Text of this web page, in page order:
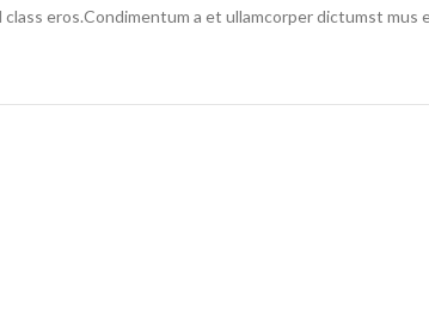
eros.Condimentum a et ullamcorper dictumst